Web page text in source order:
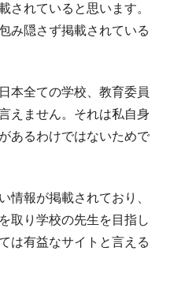
されていると思います。
み隠さず掲載されている
本全ての学校、教育委員
えません。それは私自身
あるわけではないためで
情報が掲載されており、
取り学校の先生を目指し
は有益なサイトと言える